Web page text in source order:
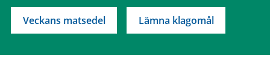
Veckans matsedel Lämna klagomål